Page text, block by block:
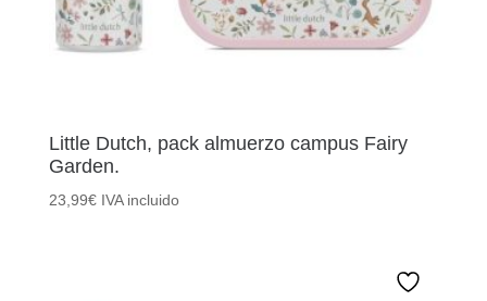
Little Dutch, pack almuerzo campus Fairy
Garden.
23,99€ IVA incluido